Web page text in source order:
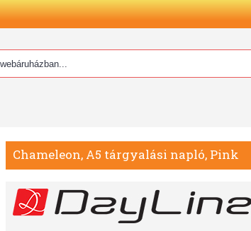
Chameleon, A5 tárgyalási napló, Pink